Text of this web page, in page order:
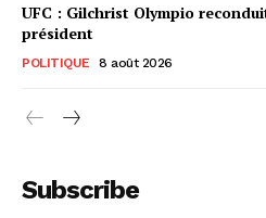
UFC : Gilchrist Olympio
président
POLITIQUE 8 août 2026
Subscribe